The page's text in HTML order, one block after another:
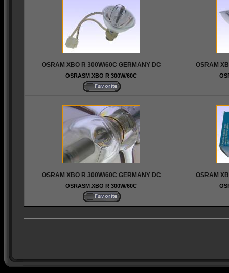
OSRAM XBO R 300W/60C GERMANY DC
OSRASM XBO R 300W/60C
OSRAM
OSRAM XBO R 300W/60C GERMANY DC
OSRASM XBO R 300W/60C
OSRAM